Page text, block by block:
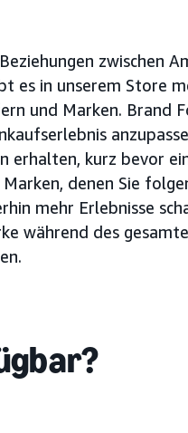
zwischen
es in unserem Store
und Marken. Brand
erhalten, kurz bevor
denen Sie
mehr Erlebnisse
während des